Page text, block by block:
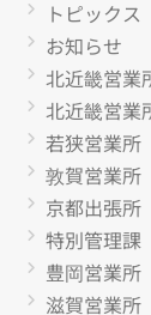
トピックス
お知らせ
北近畿営業
北近畿営業
若狭営業所
敦賀営業所
京都出張所
特別管理課
豊岡営業所
滋賀営業所